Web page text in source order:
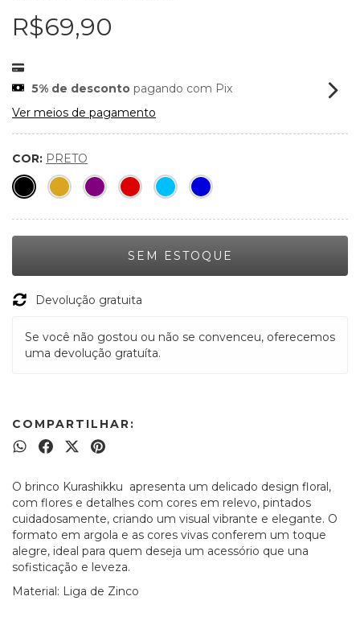
R$69,90
5% de desconto pagando com Pix
Ver meios de pagamento
COR: PRETO
Devolução gratuita
Se você não gostou ou não se convenceu, oferecemos
uma devolução gratuíta.
COMPARTILHAR:
O brinco Kurashikku apresenta um delicado design floral,
com flores e detalhes com cores em relevo, pintados
cuidadosamente, criando um visual vibrante e elegante. O
formato em argola e as cores vivas conferem um toque
alegre, ideal para quem deseja um acessório que una
sofisticação e leveza.
Material: Liga de Zinco